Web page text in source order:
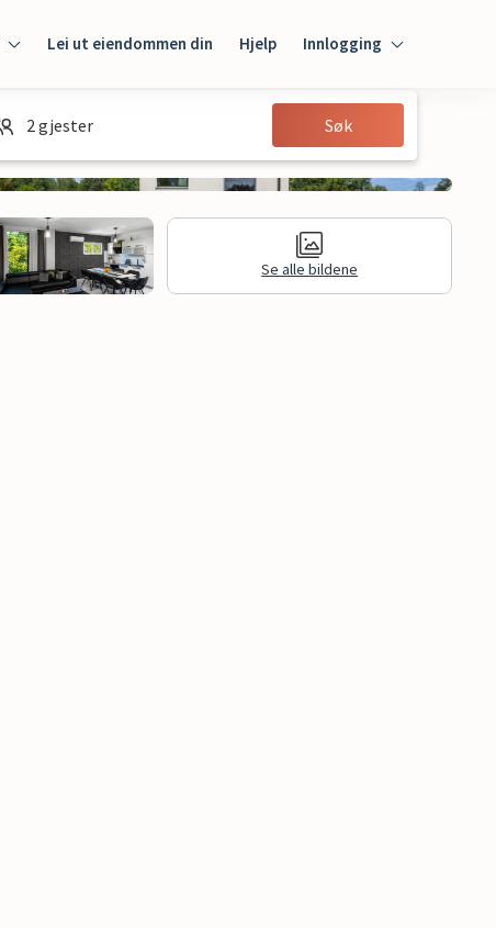
Lei ut eiendommen din Hjelp Innlogging
Innlogging
Gjest
2 gjester Søk
Se alle bildene